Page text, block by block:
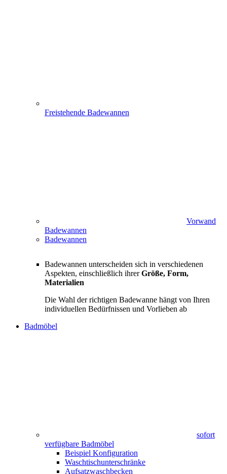
Freistehende Badewannen
Vorwand
Badewannen
Badewannen
Badewannen unterscheiden sich in verschiedenen
Aspekten, einschließlich ihrerGröße, Form,
Materialien
Die Wahl der richtigen Badewanne hängt von Ihren
individuellen Bedürfnissen und Vorlieben ab
Badmöbel
sofort
verfügbare Badmöbel
Beispiel Konfiguration
Waschtischunterschränke
Aufsatzwaschbecken